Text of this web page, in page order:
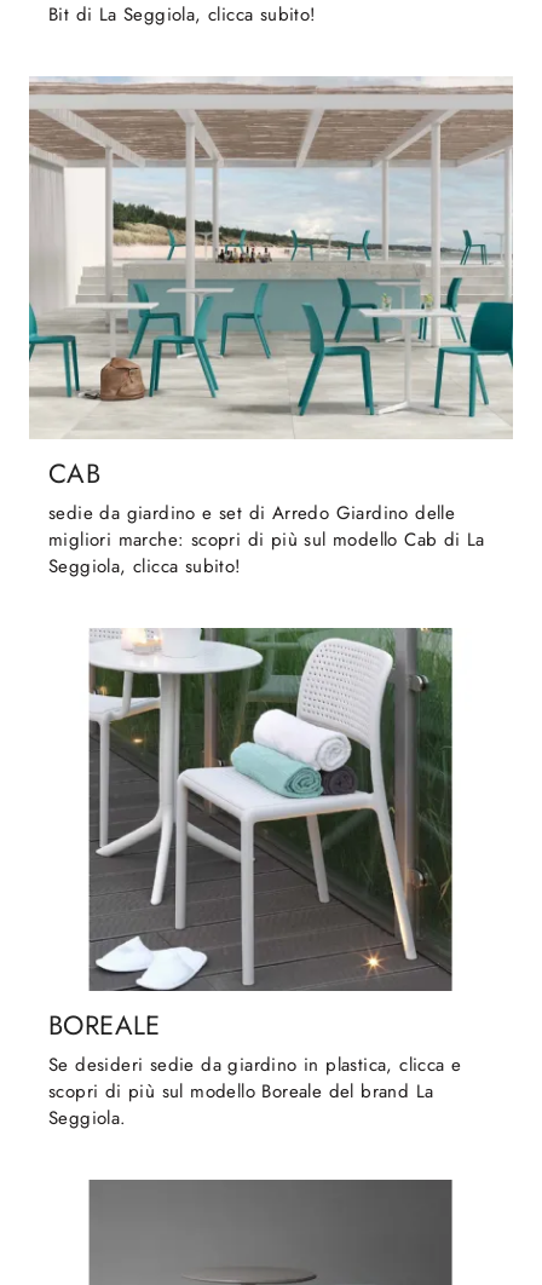
Bit di La Seggiola, clicca subito!
CAB
sedie da giardino e set di Arredo Giardino delle
migliori marche: scopri di più sul modello Cab di La
Seggiola, clicca subito!
BOREALE
Se desideri sedie da giardino in plastica, clicca e
scopri di più sul modello Boreale del brand La
Seggiola.